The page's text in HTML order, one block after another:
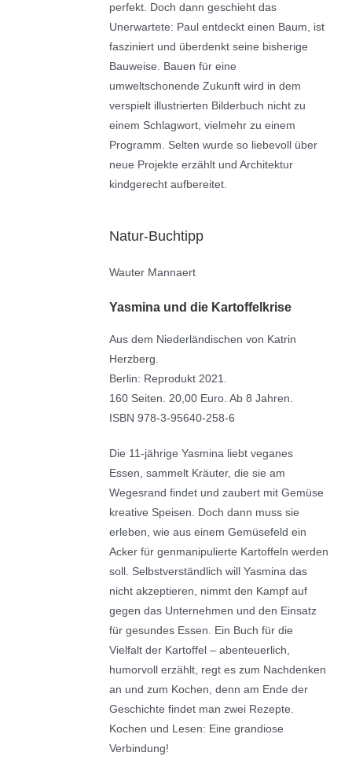
perfekt. Doch dann geschieht das
Unerwartete: Paul entdeckt einen Baum, ist
fasziniert und überdenkt seine bisherige
Bauweise. Bauen für eine
umweltschonende Zukunft wird in dem
verspielt illustrierten Bilderbuch nicht zu
einem Schlagwort, vielmehr zu einem
Programm. Selten wurde so liebevoll über
neue Projekte erzählt und Architektur
kindgerecht aufbereitet.
Natur-Buchtipp
Wauter Mannaert
Yasmina und die Kartoffelkrise
Aus dem Niederländischen von Katrin
Herzberg.
Berlin: Reprodukt 2021.
160 Seiten. 20,00 Euro. Ab 8 Jahren.
ISBN 978-3-95640-258-6
Die 11-jährige Yasmina liebt veganes
Essen, sammelt Kräuter, die sie am
Wegesrand findet und zaubert mit Gemüse
kreative Speisen. Doch dann muss sie
erleben, wie aus einem Gemüsefeld ein
Acker für genmanipulierte Kartoffeln werden
soll. Selbstverständlich will Yasmina das
nicht akzeptieren, nimmt den Kampf auf
gegen das Unternehmen und den Einsatz
für gesundes Essen. Ein Buch für die
Vielfalt der Kartoffel – abenteuerlich,
humorvoll erzählt, regt es zum Nachdenken
an und zum Kochen, denn am Ende der
Geschichte findet man zwei Rezepte.
Kochen und Lesen: Eine grandiose
Verbindung!